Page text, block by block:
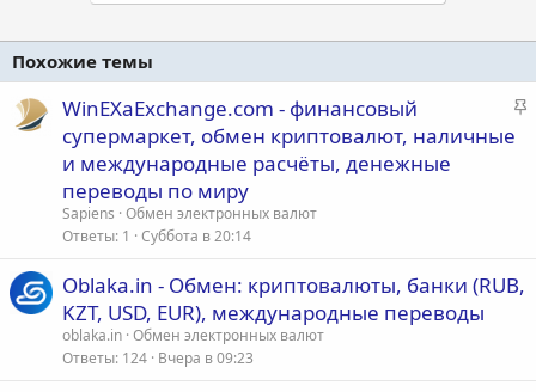
Похожие темы
З
WinEXaExchange.com - финансовый
супермаркет, обмен криптовалют, наличные
и международные расчёты, денежные
переводы по миру
Sapiens Обмен электронных валют
Ответы 1 Суббота в 20:14
Oblaka.in - Обмен: криптовалюты, банки (RUB,
KZT, USD, EUR), международные переводы
oblaka.in Обмен электронных валют
Ответы 124 Вчера в 09:23